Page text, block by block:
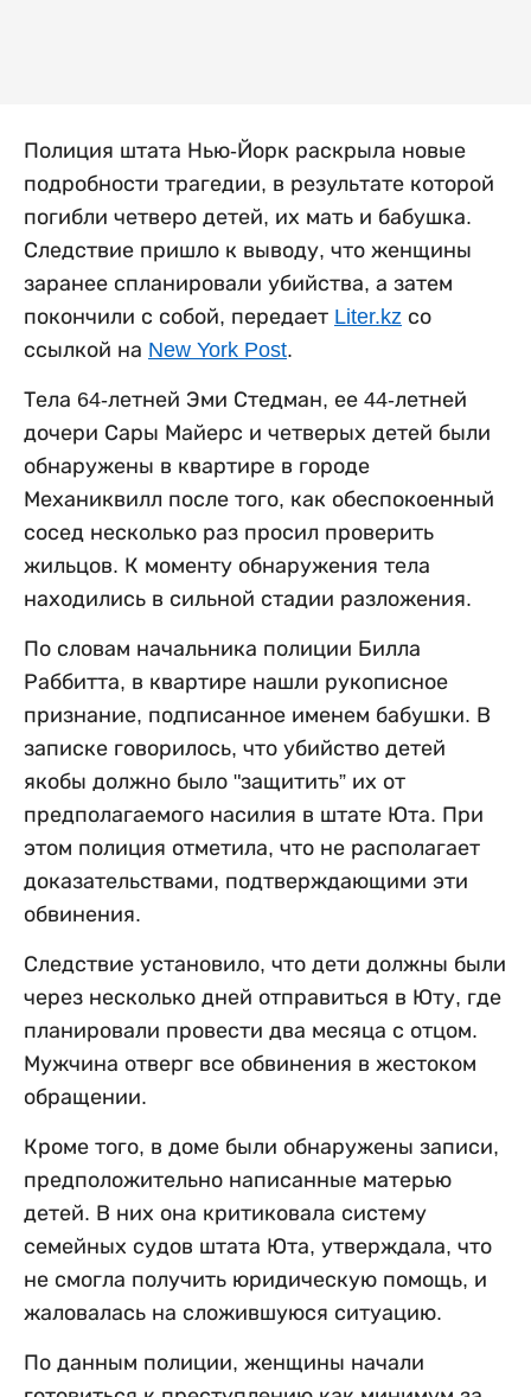
Полиция штата Нью-Йорк раскрыла новые
подробности трагедии, в результате которой
погибли четверо детей, их мать и бабушка.
Следствие пришло к выводу, что женщины
заранее спланировали убийства, а затем
покончили с собой, передает Liter.kz со
ссылкой на New York Post.
Тела 64-летней Эми Стедман, ее 44-летней
дочери Сары Майерс и четверых детей были
обнаружены в квартире в городе
Механиквилл после того, как обеспокоенный
сосед несколько раз просил проверить
жильцов. К моменту обнаружения тела
находились в сильной стадии разложения.
По словам начальника полиции Билла
Раббитта, в квартире нашли рукописное
признание, подписанное именем бабушки. В
записке говорилось, что убийство детей
якобы должно было "защитить” их от
предполагаемого насилия в штате Юта. При
этом полиция отметила, что не располагает
доказательствами, подтверждающими эти
обвинения.
Следствие установило, что дети должны были
через несколько дней отправиться в Юту, где
планировали провести два месяца с отцом.
Мужчина отверг все обвинения в жестоком
обращении.
Кроме того, в доме были обнаружены записи,
предположительно написанные матерью
детей. В них она критиковала систему
семейных судов штата Юта, утверждала, что
не смогла получить юридическую помощь, и
жаловалась на сложившуюся ситуацию.
По данным полиции, женщины начали